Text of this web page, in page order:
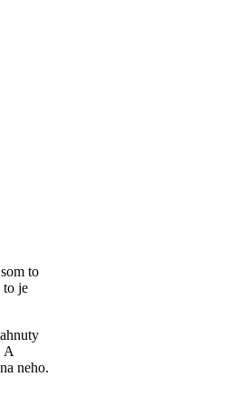
to
to je
A
neho.